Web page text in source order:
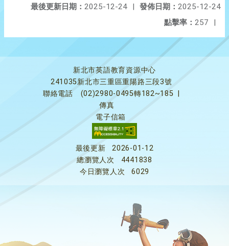
發佈日期： 2025-12-24
最後更新日期： 2025-12-24
|
點擊率： 257 |
新北市英語教育資源中心
241035新北市三重區重陽路三段3號
聯絡電話
(02)2980-0495轉182~185
傳真
電子信箱
最後更新
2026-01-12
總瀏覽人次
4441838
今日瀏覽人次
6029